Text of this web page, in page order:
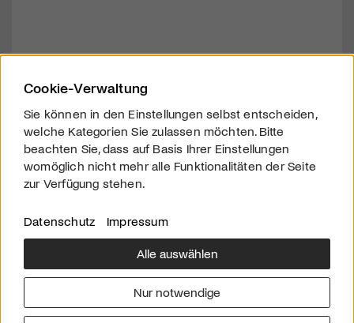
Über uns
Downloads
Werben
Impressum
Cookie-Verwaltung
Sie können in den Einstellungen selbst entscheiden,
welche Kategorien Sie zulassen möchten. Bitte
beachten Sie, dass auf Basis Ihrer Einstellungen
womöglich nicht mehr alle Funktionalitäten der Seite
zur Verfügung stehen.
Datenschutz Impressum
Alle auswählen
Nur notwendige